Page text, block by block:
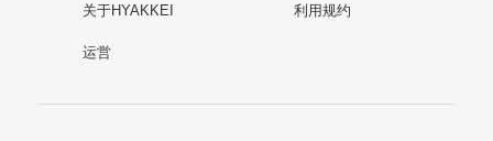
关于HYAKKEI 利用规约
运営